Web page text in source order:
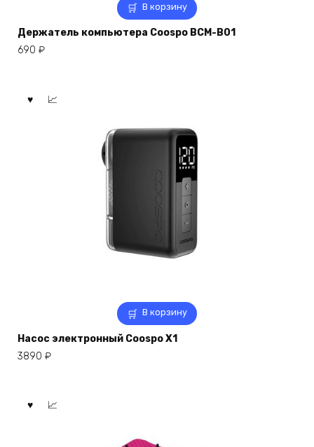
В корзину
Держатель компьютера Coospo BCM-B01
690 ₽
В корзину
Насос электронный Coospo X1
3890 ₽